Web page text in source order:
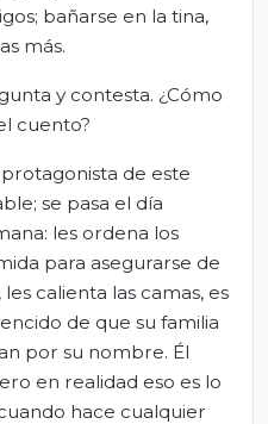
bañarse en la tina,
más.
y contesta. ¿Cómo
cuento?
de este
se pasa el día
les ordena los
para asegurarse de
calienta las camas, es
de que su familia
por su nombre. Él
en realidad eso es lo
hace cualquier